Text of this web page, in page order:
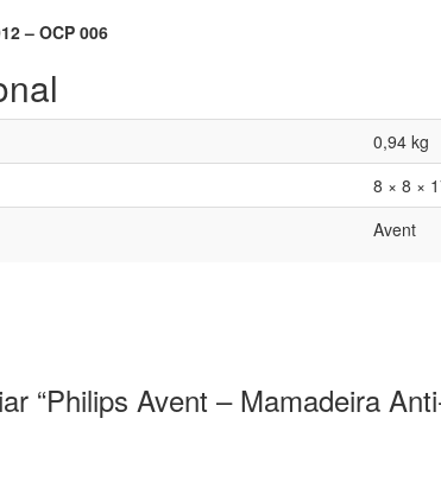
– OCP 006
0,94 kg
8 × 8 ×
Avent
“Philips Avent – Mamadeira